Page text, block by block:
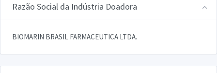
Razão Social da Indústria Doadora
BIOMARIN BRASIL FARMACEUTICA LTDA.